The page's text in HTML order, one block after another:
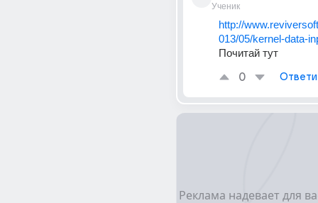
Ученик
http://
013/05/kernel-data-
Почитай тут
0